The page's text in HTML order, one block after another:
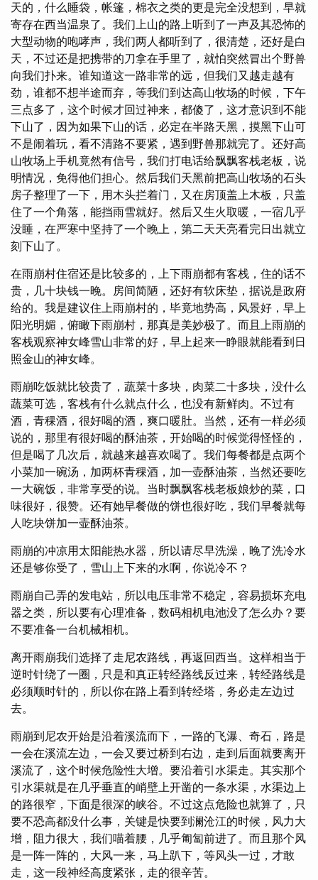
天的，什么睡袋，帐篷，棉衣之类的更是完全没想到，早就
寄存在西当温泉了。我们上山的路上听到了一声及其恐怖的
大型动物的咆哮声，我们两人都听到了，很清楚，还好是白
天，不过还是把携带的刀拿在手里了，就怕突然冒出个野兽
向我们扑来。谁知道这一路非常的远，但我们又越走越有
劲，谁都不想半途而弃，等我们到达高山牧场的时候，下午
三点多了，这个时候才回过神来，都傻了，这才意识到不能
下山了，因为如果下山的话，必定在半路天黑，摸黑下山可
不是闹着玩，看不清路不要紧，遇到野兽那就完了。还好高
山牧场上手机竟然有信号，我们打电话给飘飘客栈老板，说
明情况，免得他们担心。然后我们天黑前把高山牧场的石头
房子整理了一下，用木头拦着门，又在房顶盖上木板，只盖
住了一个角落，能挡雨雪就好。然后又生火取暖，一宿几乎
没睡，在严寒中坚持了一个晚上，第二天天亮看完日出就立
刻下山了。
在雨崩村住宿还是比较多的，上下雨崩都有客栈，住的话不
贵，几十块钱一晚。房间简陋，还好有软床垫，据说是政府
给的。我是建议住上雨崩村的，毕竟地势高，风景好，早上
阳光明媚，俯瞰下雨崩村，那真是美妙极了。而且上雨崩的
客栈观察神女峰雪山非常的好，早上起来一睁眼就能看到日
照金山的神女峰。
雨崩吃饭就比较贵了，蔬菜十多块，肉菜二十多块，没什么
蔬菜可选，客栈有什么就点什么，也没有新鲜肉。不过有
酒，青稞酒，很好喝的酒，爽口暖肚。当然，还有一样必须
说的，那里有很好喝的酥油茶，开始喝的时候觉得怪怪的，
但是喝了几次后，就越来越喜欢喝了。我们每餐都是点两个
小菜加一碗汤，加两杯青稞酒，加一壶酥油茶，当然还要吃
一大碗饭，非常享受的说。当时飘飘客栈老板娘炒的菜，口
味很好，很赞。还有她早餐做的饼也很好吃，我们早餐就每
人吃块饼加一壶酥油茶。
雨崩的冲凉用太阳能热水器，所以请尽早洗澡，晚了洗冷水
还是够你受了，雪山上下来的水啊，你说冷不？
雨崩自己弄的发电站，所以电压非常不稳定，容易损坏充电
器之类，所以要有心理准备，数码相机电池没了怎么办？要
不要准备一台机械相机。
离开雨崩我们选择了走尼农路线，再返回西当。这样相当于
逆时针绕了一圈，只是和真正转经路线反过来，转经路线是
必须顺时针的，所以你在路上看到转经塔，务必走左边过
去。
雨崩到尼农开始是沿着溪流而下，一路的飞瀑、奇石，路是
一会在溪流左边，一会又要过桥到右边，走到后面就要离开
溪流了，这个时候危险性大增。要沿着引水渠走。其实那个
引水渠就是在几乎垂直的峭壁上开凿的一条水渠，水渠边上
的路很窄，下面是很深的峡谷。不过这点危险也就算了，只
要不恐高都没什么事，关键是快要到澜沧江的时候，风力大
增，阻力很大，我们喵着腰，几乎匍匐前进了。而且那个风
是一阵一阵的，大风一来，马上趴下，等风头一过，才敢
走，这一段神经高度紧张，走的很辛苦。